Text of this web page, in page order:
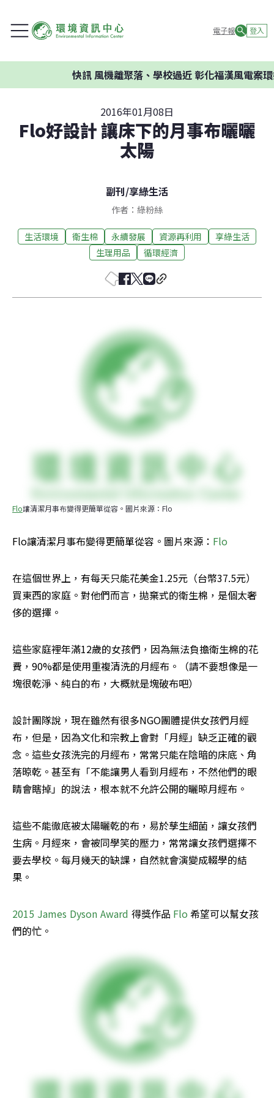
電子報 登入
快訊風機離聚落、學校過近 彰化福漢風電案環委
2016年01月08日
Flo好設計 讓床下的月事布曬曬
太陽
副刊/享綠生活
作者：綠粉絲
生活環境 衛生棉 永續發展 資源再利用
享綠生活
生理用品
循環經濟
Flo讓清潔月事布變得更簡單從容。圖片來源：Flo
Flo讓清潔月事布變得更簡單從容。圖片來源： Flo
在這個世界上，有每天只能花美金1.25元（台幣37.5元）
買東西的家庭。對他們而言，拋棄式的衛生棉，是個太奢
侈的選擇。
這些家庭裡年滿12歲的女孩們，因為無法負擔衛生棉的花
費，90%都是使用重複清洗的月經布。（請不要想像是一
塊很乾淨、純白的布，大概就是塊破布吧）
設計團隊說，現在雖然有很多NGO團體提供女孩們月經
布，但是，因為文化和宗教上會對「月經」缺乏正確的觀
念。這些女孩洗完的月經布，常常只能在陰暗的床底、角
落晾乾。甚至有「不能讓男人看到月經布，不然他們的眼
睛會瞎掉」的說法，根本就不允許公開的曬晾月經布。
這些不能徹底被太陽曬乾的布，易於孳生細菌，讓女孩們
生病。月經來，會被同學笑的壓力，常常讓女孩們選擇不
要去學校。每月幾天的缺課，自然就會演變成輟學的結
果。
2015 James Dyson Award 得獎作品 Flo 希望可以幫女孩
們的忙。